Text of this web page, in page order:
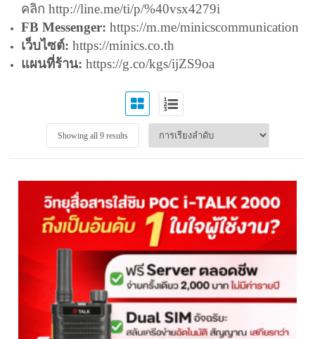
คลิก http://line.me/ti/p/%40vsx4279i
FB Messenger: https://m.me/minicscommunication
เว็บไซต์: https://minics.co.th
แผนที่ร้าน: https://g.co/kgs/ijZS9oa
Showing all 9 results